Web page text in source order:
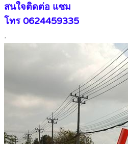
สนใจติดต่อ แซม
โทร 0624459335
.